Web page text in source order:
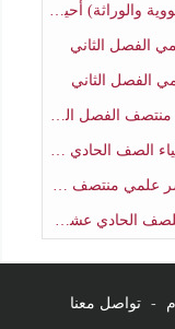
عشر علمي منتصف الفصل الثاني
الفصل الثاني
الفصل الثاني
الفصل الثاني
منتصف الفصل الثاني
الفصل الثاني
منتصف الفصل الثاني
- تواصل معنا